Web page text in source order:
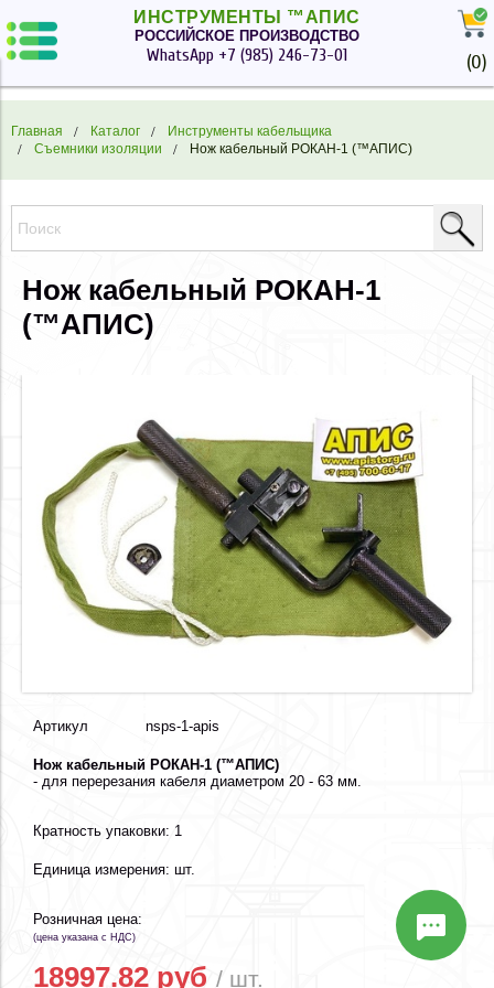
ИНСТРУМЕНТЫ ™АПИС
РОССИЙСКОЕ ПРОИЗВОДСТВО
WhatsApp +7 (985) 246-73-01 (0)
Главная Каталог
Инструменты кабельщика
Съемники изоляции
Нож кабельный РОКАН-1 (™АПИС)
Нож кабельный РОКАН-1
(™АПИС)
Артикул nsps-1-apis
Нож кабельный РОКАН-1 (™АПИС)
- для перерезания кабеля диаметром 20 - 63 мм.
Кратность упаковки: 1
Единица измерения: шт.
Розничная цена:
(цена указана с НДС)
18997.82 руб